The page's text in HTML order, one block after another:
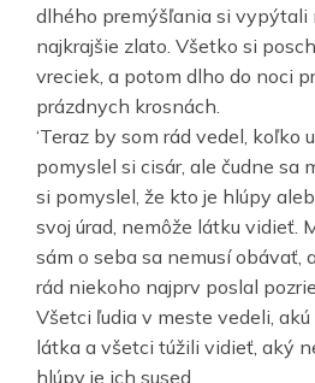
dlhého premýšľania si vypýtali
najkrajšie zlato. Všetko si
vreciek, a potom dlho do noci
prázdnych krosnách.
‘Teraz by som rád vedel, koľko
pomyslel si cisár, ale čudne sa
si pomyslel, že kto je hlúpy
svoj úrad, nemôže látku vidieť.
sám o seba sa nemusí obávať,
rád niekoho najprv poslal
Všetci ľudia v meste vedeli,
látka a všetci túžili vidieť, aký
hlúpy je ich sused.